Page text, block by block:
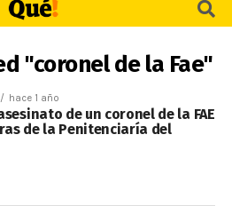
"coronel de la Fae"
hace 1 año
de un coronel de la FAE
de la Penitenciaría del